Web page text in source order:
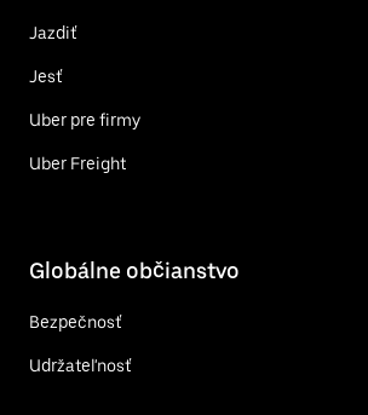
Jazdiť
Jesť
Uber pre firmy
Uber Freight
Globálne občianstvo
Bezpečnosť
Udržateľnosť